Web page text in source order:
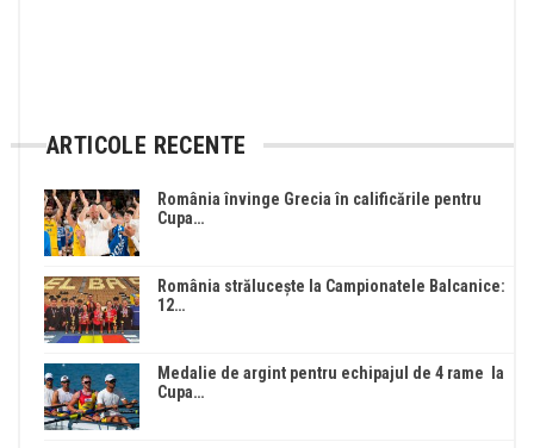
ARTICOLE RECENTE
România învinge Grecia în calificările pentru
Cupa…
România strălucește la Campionatele Balcanice:
12…
Medalie de argint pentru echipajul de 4 rame la
Cupa…